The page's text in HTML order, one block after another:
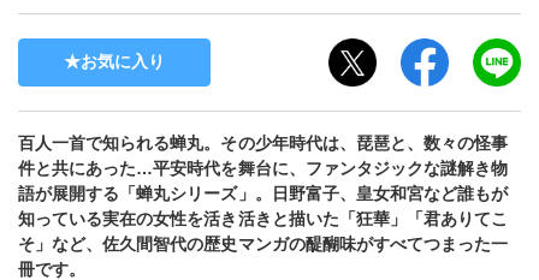
お気に入り
百人一首で知られる蝉丸。その少年時代は、琵琶と、数々の怪事
件と共にあった…平安時代を舞台に、ファンタジックな謎解き物
語が展開する「蝉丸シリーズ」。日野富子、皇女和宮など誰もが
知っている実在の女性を活き活きと描いた「狂華」「君ありてこ
そ」など、佐久間智代の歴史マンガの醍醐味がすべてつまった一
冊です。